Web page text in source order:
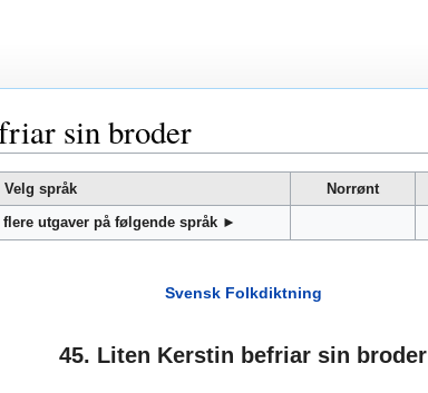
sin broder
Velg språk Norrønt
flere utgaver på følgende språk ►
Svensk Folkdiktning
45. Liten Kerstin befriar sin broder